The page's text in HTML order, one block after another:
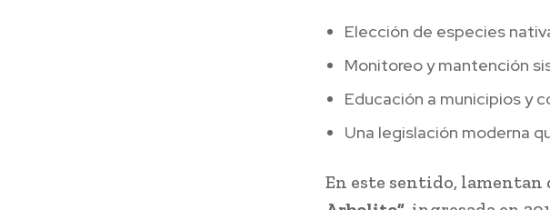
Elección de especies
Monitoreo y mantención
Educación a municipios y
Una legislación moderna
En este sentido,